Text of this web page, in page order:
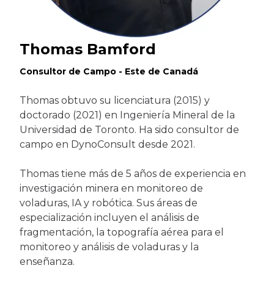
Thomas Bamford
Consultor de Campo - Este de Canadá
Thomas obtuvo su licenciatura (2015) y
doctorado (2021) en Ingeniería Mineral de la
Universidad de Toronto. Ha sido consultor de
campo en DynoConsult desde 2021.
Thomas tiene más de 5 años de experiencia en
investigación minera en monitoreo de
voladuras, IA y robótica. Sus áreas de
especialización incluyen el análisis de
fragmentación, la topografía aérea para el
monitoreo y análisis de voladuras y la
enseñanza.